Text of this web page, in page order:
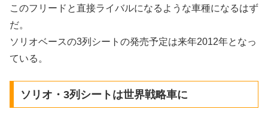
このフリードと直接ライバルになるような車種になるはず
だ。
ソリオベースの3列シートの発売予定は来年2012年となっ
ている。
ソリオ・3列シートは世界戦略車に